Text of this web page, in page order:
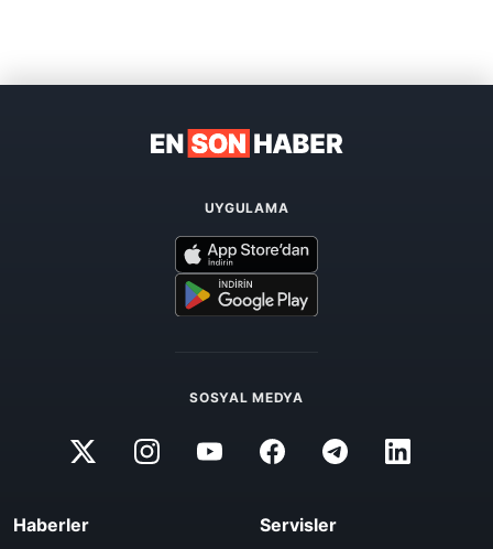
UYGULAMA
SOSYAL MEDYA
Haberler Servisler